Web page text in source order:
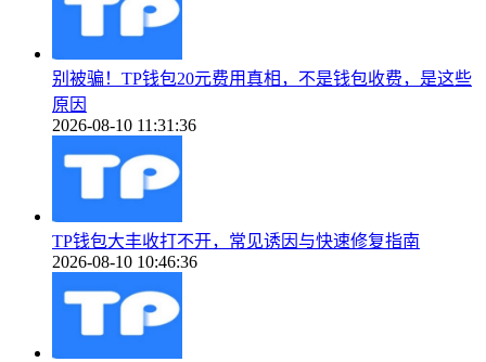
别被骗！TP钱包20元费用真相，不是钱包收费，是这些
原因
2026-08-10 11:31:36
TP钱包大丰收打不开，常见诱因与快速修复指南
2026-08-10 10:46:36